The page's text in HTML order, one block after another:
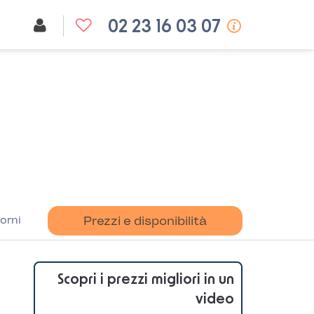
02 23 16 03 07
Prezzi e disponibilità
Scopri i prezzi migliori in un
video